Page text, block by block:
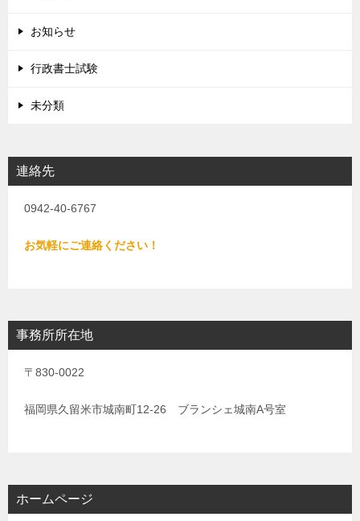
お知らせ
行政書士試験
未分類
連絡先
0942-40-6767
お気軽にご連絡ください！
事務所所在地
〒830-0022
福岡県久留米市城南町12-26 ブランシェ城南A号室
ホームページ